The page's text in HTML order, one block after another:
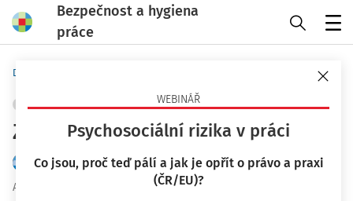
Bezpečnost a hygiena
práce
WEBINÁŘ
Psychosociální rizika v práci
Co jsou, proč teď pálí a jak je opřít o právo a praxi
(ČR/EU)?
Domů
ERGONOMIE A PRACOVNÍ PROSTŘEDÍ + PŘIDAT VLASTNÍ
Záznam o pracovním úrazu
Tým BHP
Aktuální k